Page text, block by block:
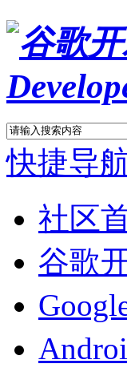
快捷导
社区
谷歌